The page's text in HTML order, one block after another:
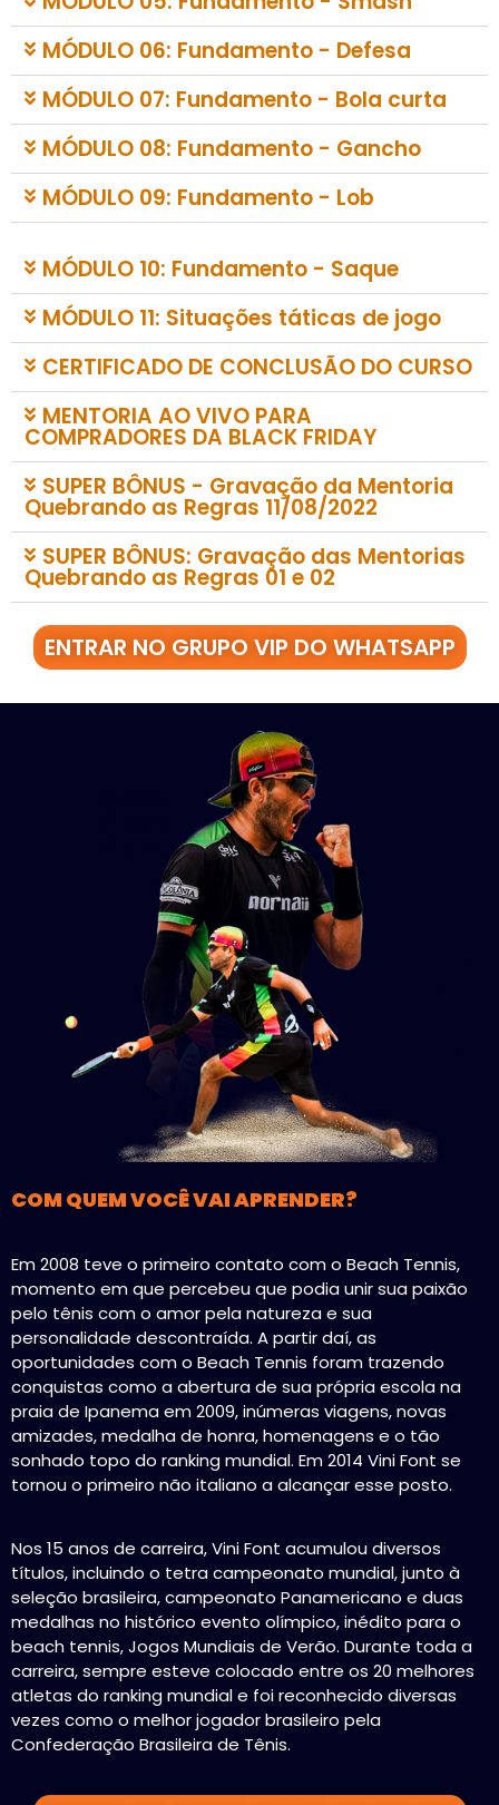
MÓDULO 06: Fundamento - Defesa
MÓDULO 07: Fundamento - Bola curta
MÓDULO 08: Fundamento - Gancho
MÓDULO 09: Fundamento - Lob
MÓDULO 10: Fundamento - Saque
MÓDULO 11: Situações táticas de jogo
CERTIFICADO DE CONCLUSÃO DO CURSO
MENTORIA AO VIVO PARA
COMPRADORES DA BLACK FRIDAY
SUPER BÔNUS - Gravação da Mentoria
Quebrando as Regras 11/08/2022
SUPER BÔNUS: Gravação das Mentorias
Quebrando as Regras 01 e 02
ENTRAR NO GRUPO VIP DO WHATSAPP
COM QUEM VOCÊ VAI APRENDER?
Em 2008 teve o primeiro contato com o Beach Tennis,
momento em que percebeu que podia unir sua paixão
pelo tênis com o amor pela natureza e sua
personalidade descontraída. A partir daí, as
oportunidades com o Beach Tennis foram trazendo
conquistas como a abertura de sua própria escola na
praia de Ipanema em 2009, inúmeras viagens, novas
amizades, medalha de honra, homenagens e o tão
sonhado topo do ranking mundial. Em 2014 Vini Font se
tornou o primeiro não italiano a alcançar esse posto.
Nos 15 anos de carreira, Vini Font acumulou diversos
títulos, incluindo o tetra campeonato mundial, junto à
seleção brasileira, campeonato Panamericano e duas
medalhas no histórico evento olímpico, inédito para o
beach tennis, Jogos Mundiais de Verão. Durante toda a
carreira, sempre esteve colocado entre os 20 melhores
atletas do ranking mundial e foi reconhecido diversas
vezes como o melhor jogador brasileiro pela
Confederação Brasileira de Tênis.